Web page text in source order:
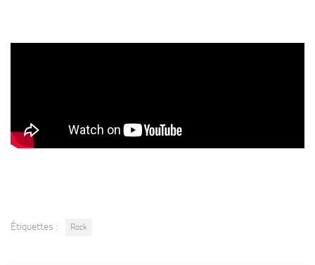
Étiquettes : Rock